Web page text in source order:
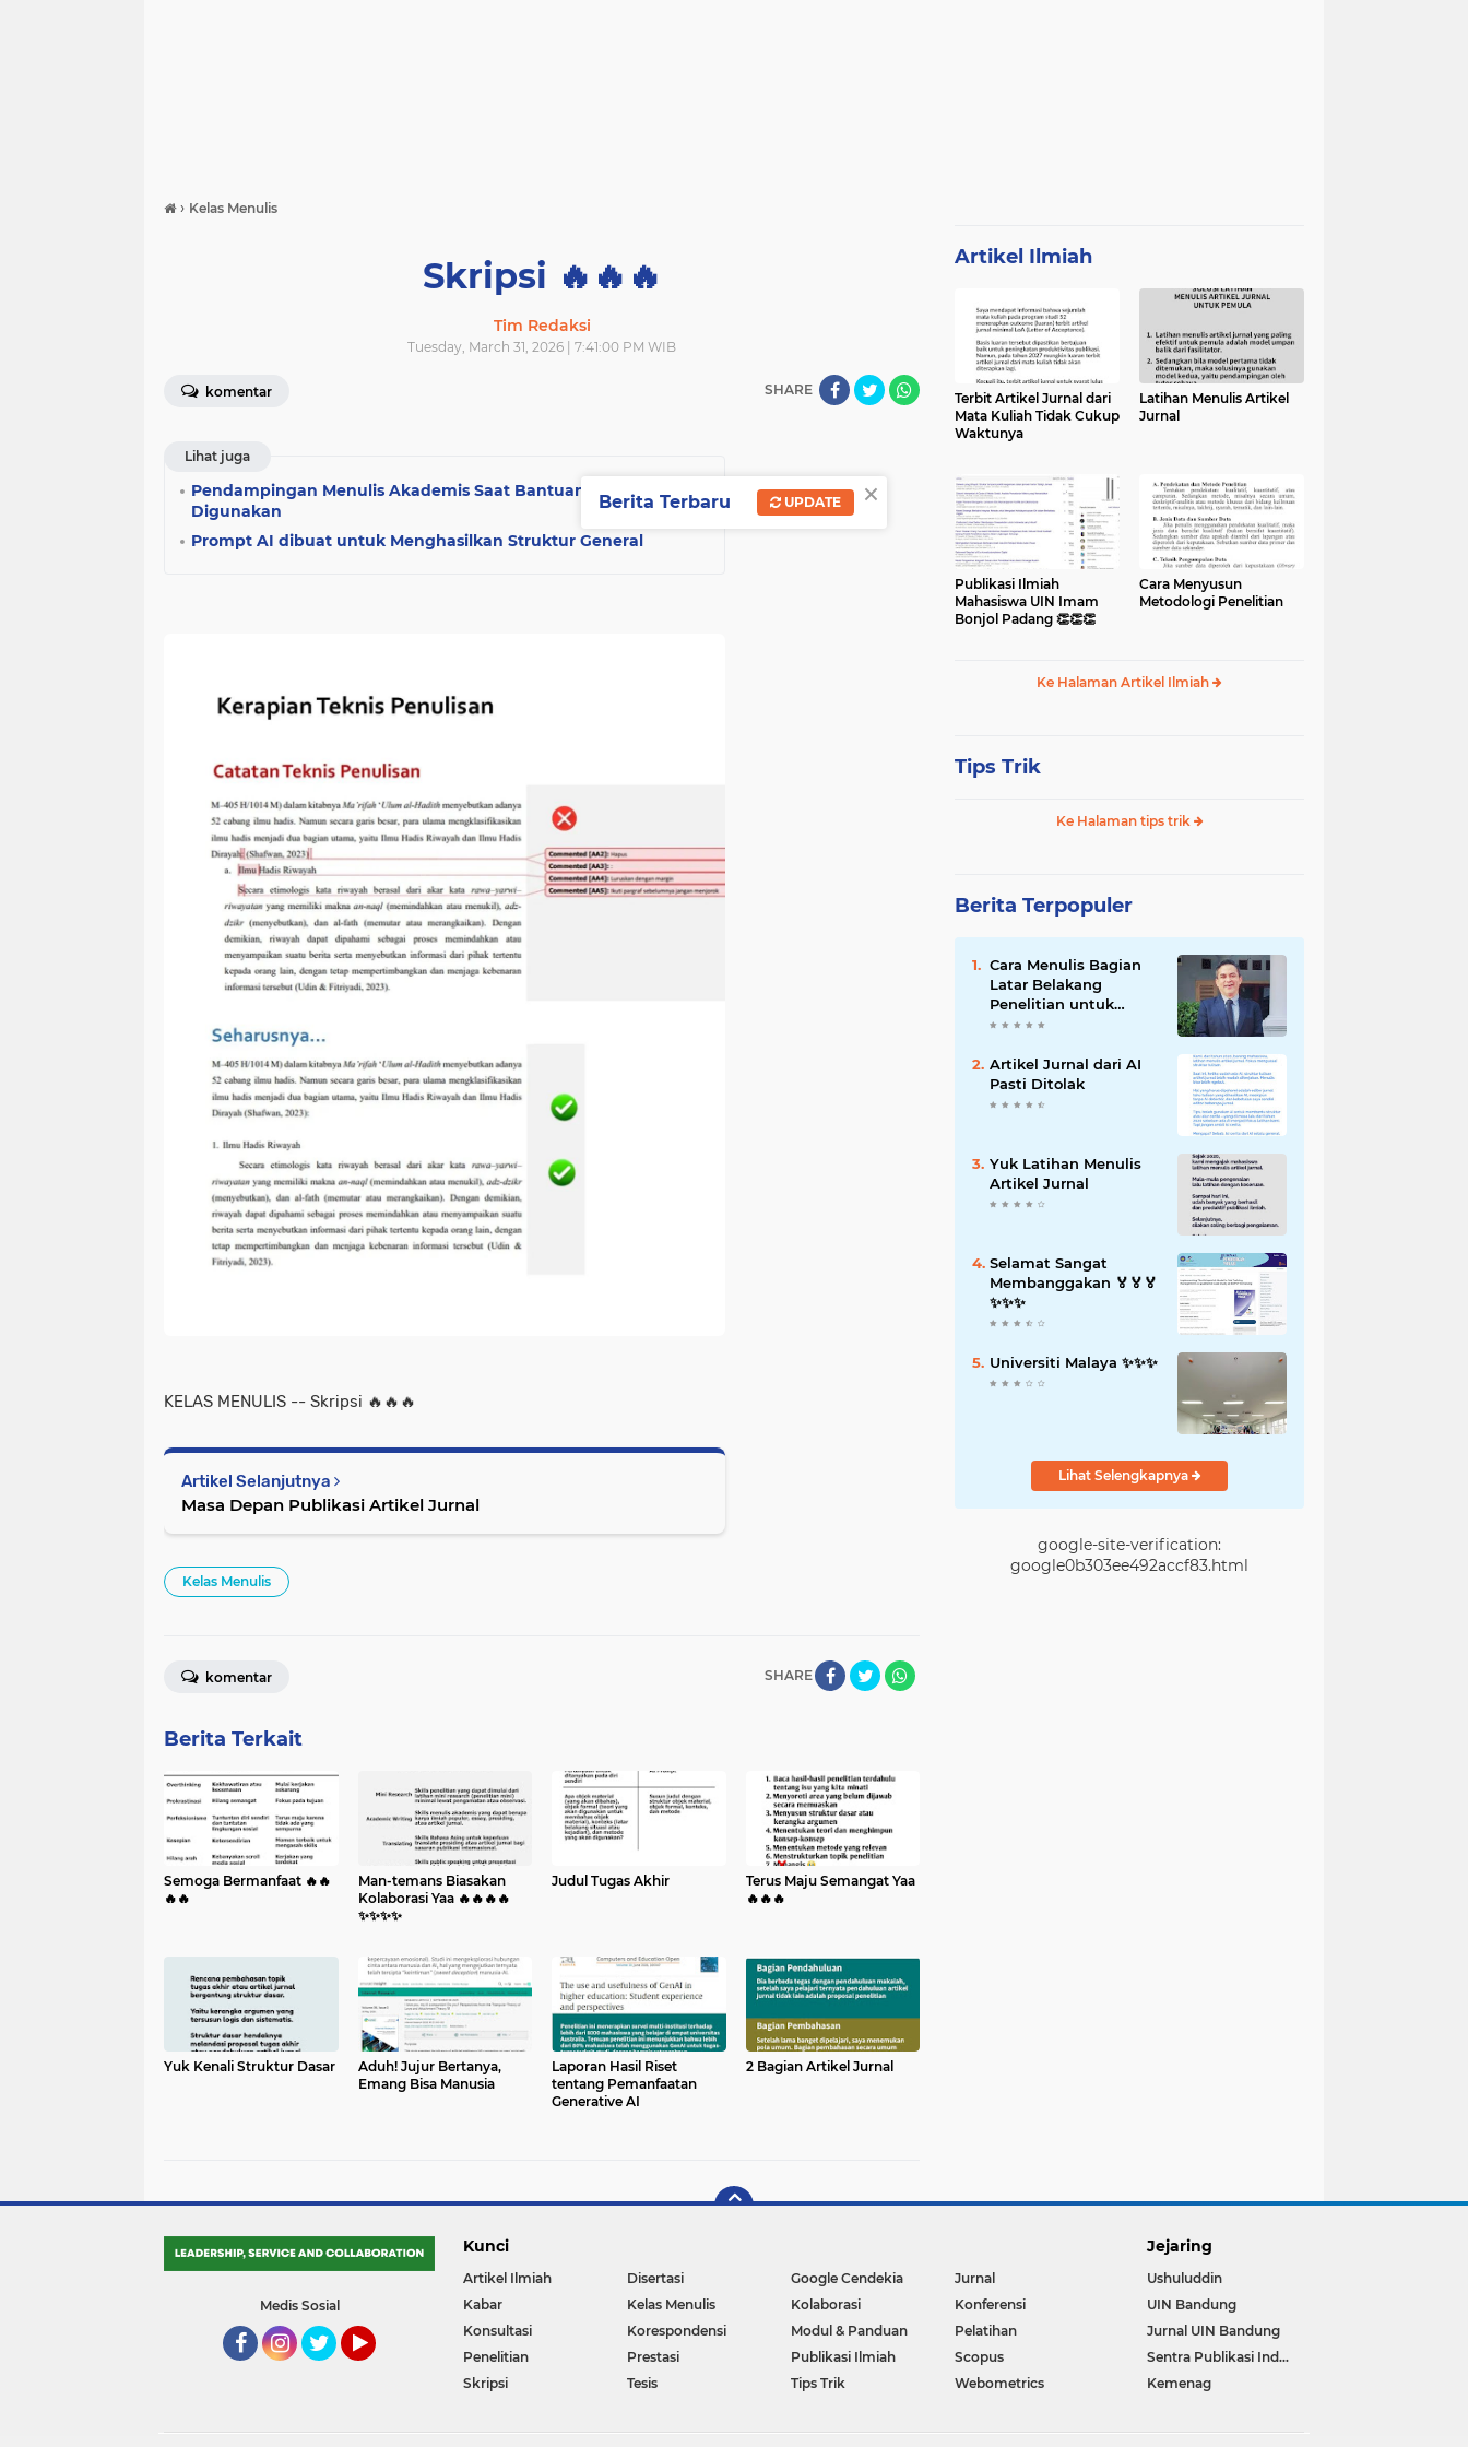
› Kelas Menulis
Skripsi 🔥🔥🔥
Tim Redaksi
Tuesday, March 31, 2026 | 7:41:00 PM WIB
komentar SHARE
Lihat juga
Pendampingan Menulis Akademis Saat Bantuan AI
Digunakan
Prompt AI dibuat untuk Menghasilkan Struktur General
KELAS MENULIS -- Skripsi 🔥🔥🔥
Artikel Selanjutnya
Masa Depan Publikasi Artikel Jurnal
Kelas Menulis
SHARE
komentar
Berita Terkait
Semoga Bermanfaat 🔥🔥
🔥🔥
Man-temans Biasakan
Kolaborasi Yaa 🔥🔥🔥🔥
✨️✨️✨️✨️
Judul Tugas Akhir
Terus Maju Semangat Yaa
🔥🔥🔥
Yuk Kenali Struktur Dasar
Aduh! Jujur Bertanya,
Emang Bisa Manusia
Laporan Hasil Riset
tentang Pemanfaatan
Generative AI
2 Bagian Artikel Jurnal
Artikel Ilmiah
Terbit Artikel Jurnal dari
Mata Kuliah Tidak Cukup
Waktunya
Latihan Menulis Artikel
Jurnal
Publikasi Ilmiah
Mahasiswa UIN Imam
Bonjol Padang 👏👏👏
Cara Menyusun
Metodologi Penelitian
Ke Halaman Artikel Ilmiah
Tips Trik
Ke Halaman tips trik
Berita Terpopuler
Cara Menulis Bagian
Latar Belakang
Penelitian untuk
Proposal Skripsi
Artikel Jurnal dari AI
Pasti Ditolak
Yuk Latihan Menulis
Artikel Jurnal
Selamat Sangat
Membanggakan 🏅🏅🏅
✨️✨️✨️
Universiti Malaya ✨️✨️✨️
Lihat Selengkapnya
google-site-verification:
google0b303ee492accf83.html
Medis Sosial
Kunci
Artikel Ilmiah Disertasi Google Cendekia
Jurnal
Kabar
Kelas Menulis Kolaborasi
Konferensi
Konsultasi
Korespondensi Modul & Panduan
Pelatihan
Penelitian
Prestasi Publikasi Ilmiah
Scopus
Skripsi
Tesis Tips Trik Webometrics
Jejaring
Ushuluddin
UIN Bandung
Jurnal UIN Bandung
Sentra Publikasi Indonesia
Kemenag
×
Berita Terbaru UPDATE